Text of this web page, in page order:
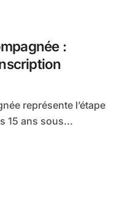
:
15 ans sous...